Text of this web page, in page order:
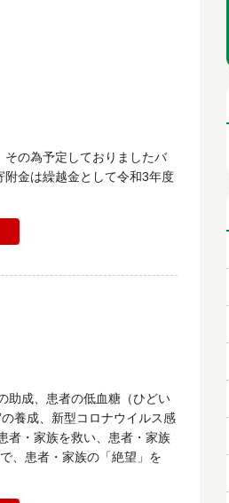
の為予定しておりましたバ
金は繰越金として令和3年度
助成、患者の低血糖（ひどい
養成、新型コロナウイルス感
者・家族を救い、患者・家族
、患者・家族の「絶望」を